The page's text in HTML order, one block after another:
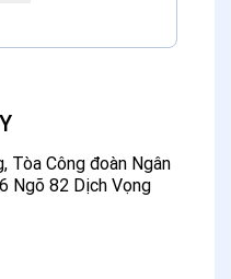
Tòa Công đoàn Ngân
Ngõ 82 Dịch Vọng